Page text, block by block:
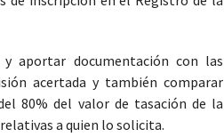
aportar documentación con las
acertada y también comparar
80% del valor de tasación de la
a quien lo solicita.